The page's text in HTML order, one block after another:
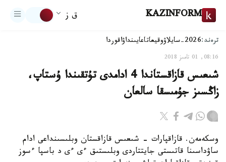
KAZINFORM ق ز
ترەند:2026-سايلاۋ وقيعاتاعايىنداۋاقوردا
08:16, 01 تامىز 2018
شىعىس قازاقستاندا 4 ادامدى تۇتقىندا ۇستاپ،
زاڭسىز جۇمىسقا سالعان
وسكەمەن. قازاقپارات - شىعىس قازاقستان وبلىسىنداعى ادام
ساۋداسىنا قاتىستى جايتتاردى وبلىستىق ءى ءى د باسپا ءسوز